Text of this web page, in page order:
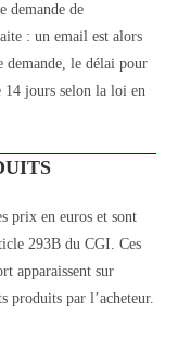
demande de
: un email est alors
demande, le délai pour
14 jours selon la loi en
prix en euros et sont
293B du CGI. Ces
apparaissent sur
produits par l’acheteur.